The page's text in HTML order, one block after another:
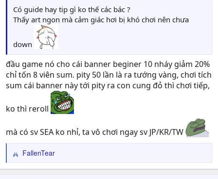
Có guide hay tip gì ko thế các bác ?
Thấy art ngon mà cảm giác hơi bị khó chơi nên chưa
down
đầu game nó cho cái banner beginer 10 nháy giảm 20%
chỉ tốn 8 viên sum. pity 50 lần là ra tướng vàng, chơi tích
sum cái banner này tới pity ra con cung đỏ thì chơi tiếp,
ko thì reroll
mà có sv SEA ko nhỉ, ta vô chơi ngay sv JP/KR/TW
R
e
FallenTear